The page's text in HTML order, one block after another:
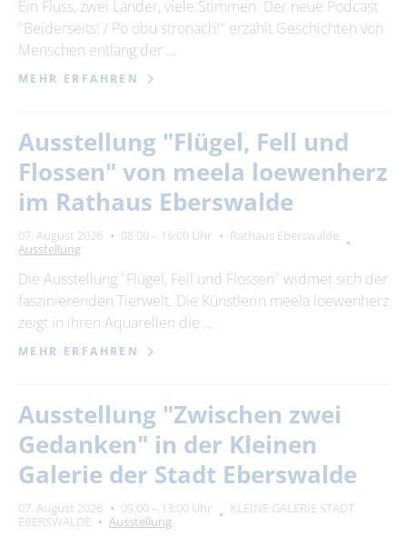
Ein Fluss, zwei Länder, viele Stimmen: Der neue Podcast
"Beiderseits! / Po obu stronach!" erzählt Geschichten von
Menschen entlang der …
MEHR ERFAHREN
Ausstellung "Flügel, Fell und
Flossen" von meela loewenherz
im Rathaus Eberswalde
07. August 2026 08:00 – 16:00 Uhr
Rathaus Eberswalde
Ausstellung
Die Ausstellung "Flügel, Fell und Flossen" widmet sich der
faszinierenden Tierwelt. Die Künstlerin meela loewenherz
zeigt in ihren Aquarellen die …
MEHR ERFAHREN
Ausstellung "Zwischen zwei
Gedanken" in der Kleinen
Galerie der Stadt Eberswalde
07. August 2026 09:00 – 13:00 Uhr
KLEINE GALERIE STADT
EBERSWALDE
Ausstellung